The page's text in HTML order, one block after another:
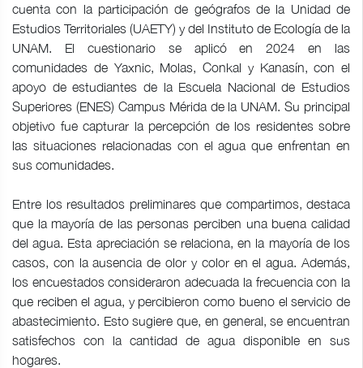
cuenta con la participación de geógrafos de la Unidad de
Estudios Territoriales (UAETY) y del Instituto de Ecología de la
UNAM. El cuestionario se aplicó en 2024 en las
comunidades de Yaxnic, Molas, Conkal y Kanasín, con el
apoyo de estudiantes de la Escuela Nacional de Estudios
Superiores (ENES) Campus Mérida de la UNAM. Su principal
objetivo fue capturar la percepción de los residentes sobre
las situaciones relacionadas con el agua que enfrentan en
sus comunidades.
Entre los resultados preliminares que compartimos, destaca
que la mayoría de las personas perciben una buena calidad
del agua. Esta apreciación se relaciona, en la mayoría de los
casos, con la ausencia de olor y color en el agua. Además,
los encuestados consideraron adecuada la frecuencia con la
que reciben el agua, y percibieron como bueno el servicio de
abastecimiento. Esto sugiere que, en general, se encuentran
satisfechos con la cantidad de agua disponible en sus
hogares.